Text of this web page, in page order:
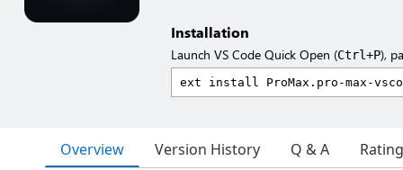
Installation
Launch VS Code Quick Open (Ctrl+P),
Overview Version History Q & A